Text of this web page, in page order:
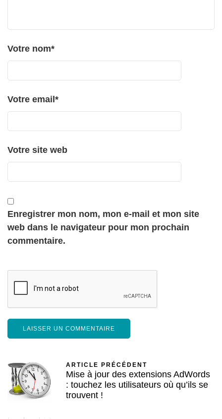
Votre nom*
Votre email *
Votre site web
Enregistrer mon nom, mon e-mail et mon site
web dans le navigateur pour mon prochain
commentaire.
ARTICLE PRÉCÉDENT
Mise à jour des extensions AdWords
: touchez les utilisateurs où qu’ils se
trouvent !